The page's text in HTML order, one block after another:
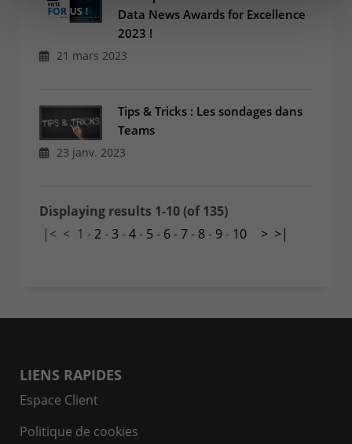
Data News Awards for Excellence
2023 !
21 mars 2023
Tips & Tricks : Les sondages dans
Teams
23 janv. 2023
Displaying results 1-10 (of 135)
|< < 1 - 2- 3 -4- 5 - 6-7- 8- 9- 10 > >|
LIENS RAPIDES
Espace Client
Politique de cookies